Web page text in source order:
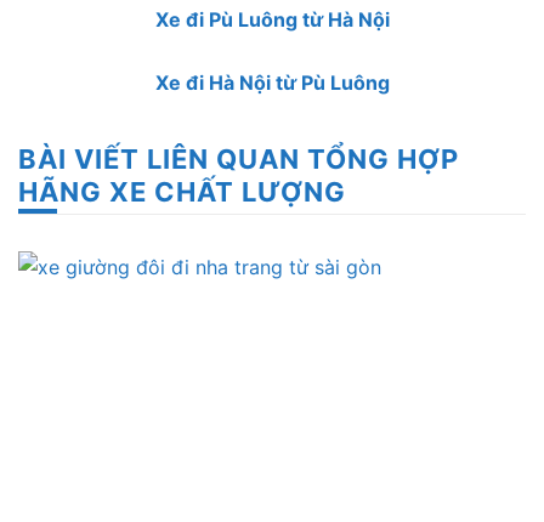
Xe đi Pù Luông từ Hà Nội
Xe đi Hà Nội từ Pù Luông
BÀI VIẾT LIÊN QUAN TỔNG HỢP
HÃNG XE CHẤT LƯỢNG